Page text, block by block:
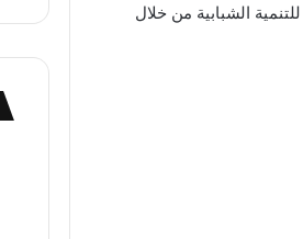
الشبابية من خلال